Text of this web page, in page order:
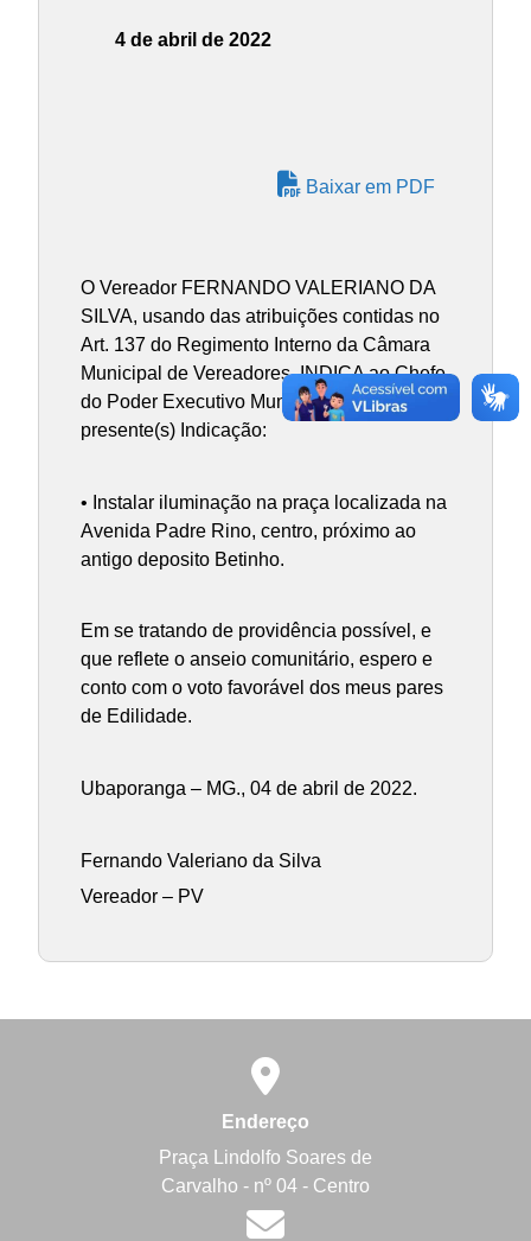
4 de abril de 2022
Baixar em PDF
O Vereador FERNANDO VALERIANO DA
SILVA, usando das atribuições contidas no
Art. 137 do Regimento Interno da Câmara
Municipal de Vereadores, INDICA ao Chefe
do Poder Executivo Municipal, a(s)
presente(s) Indicação:
• Instalar iluminação na praça localizada na
Avenida Padre Rino, centro, próximo ao
antigo deposito Betinho.
Em se tratando de providência possível, e
que reflete o anseio comunitário, espero e
conto com o voto favorável dos meus pares
de Edilidade.
Ubaporanga – MG., 04 de abril de 2022.
Fernando Valeriano da Silva
Vereador – PV
Endereço
Praça Lindolfo Soares de
Carvalho - nº 04 - Centro